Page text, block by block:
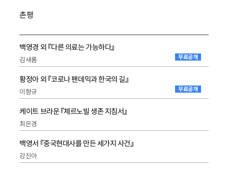
촌평
백영경 외 『다른 의료는 가능하다』
김새롬 무료공개
황정아 외 『코로나 팬데믹과 한국의 길』
이향규 무료공개
케이트 브라운 『체르노빌 생존 지침서』
최은경
백영서 『중국현대사를 만든 세가지 사건』
강진아